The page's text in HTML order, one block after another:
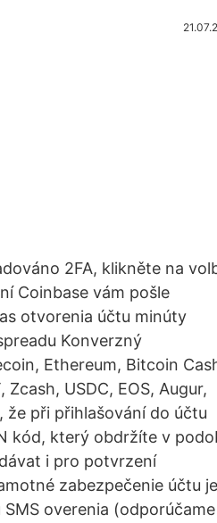
2FA, klikněte na
Coinbase vám pošle
otvorenia účtu minúty
Konverzný
Ethereum, Bitcoin
USDC, EOS, Augur,
že při přihlašování do účtu
kód, který obdržíte v
i pro potvrzení
zabezpečenie účtu je
overenia (odporúčame